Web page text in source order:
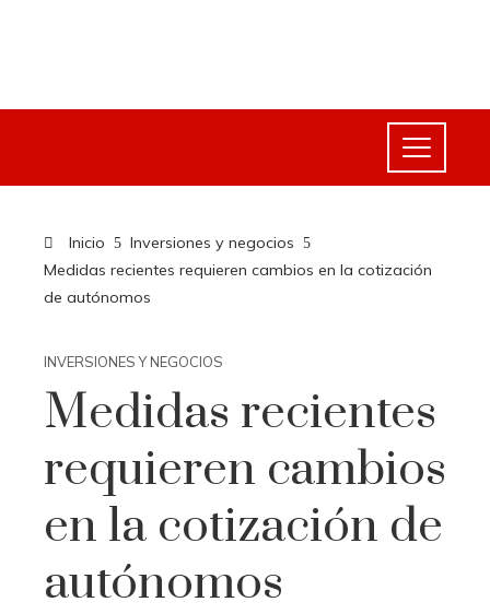
Inicio
Inversiones y negocios
Medidas recientes requieren cambios en la cotización
de autónomos
INVERSIONES Y NEGOCIOS
Medidas recientes
requieren cambios
en la cotización de
autónomos